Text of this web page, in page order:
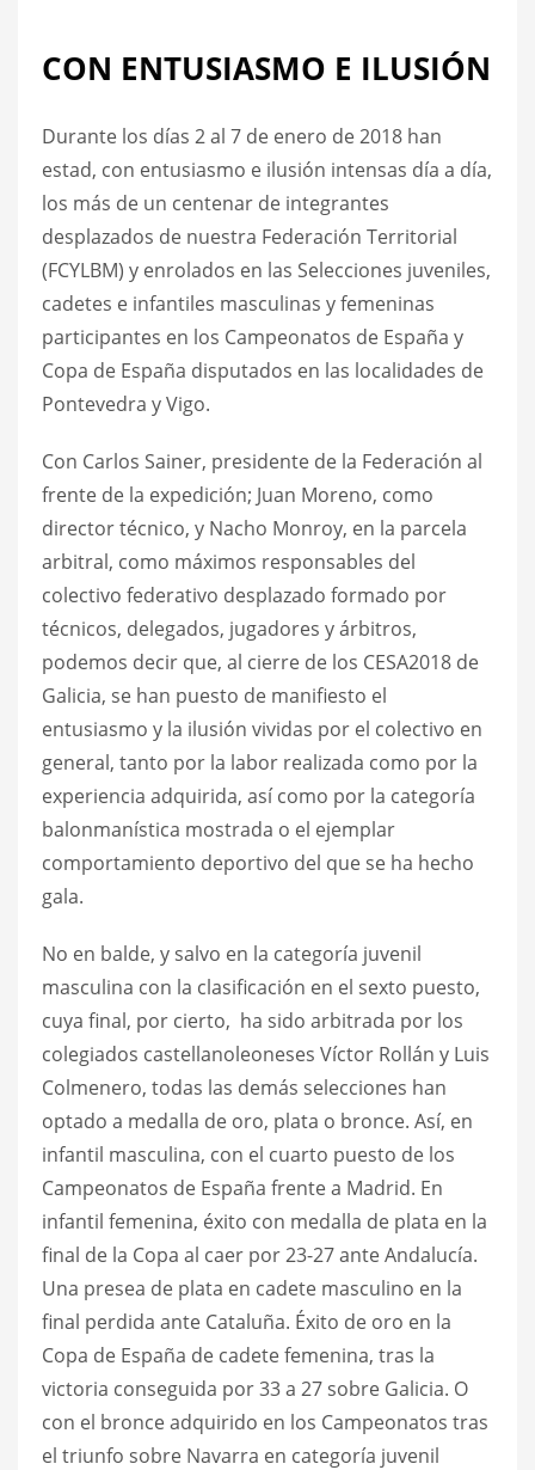
CON ENTUSIASMO E ILUSIÓN
Durante los días 2 al 7 de enero de 2018 han
estad, con entusiasmo e ilusión intensas día a día,
los más de un centenar de integrantes
desplazados de nuestra Federación Territorial
(FCYLBM) y enrolados en las Selecciones juveniles,
cadetes e infantiles masculinas y femeninas
participantes en los Campeonatos de España y
Copa de España disputados en las localidades de
Pontevedra y Vigo.
Con Carlos Sainer, presidente de la Federación al
frente de la expedición; Juan Moreno, como
director técnico, y Nacho Monroy, en la parcela
arbitral, como máximos responsables del
colectivo federativo desplazado formado por
técnicos, delegados, jugadores y árbitros,
podemos decir que, al cierre de los CESA2018 de
Galicia, se han puesto de manifiesto el
entusiasmo y la ilusión vividas por el colectivo en
general, tanto por la labor realizada como por la
experiencia adquirida, así como por la categoría
balonmanística mostrada o el ejemplar
comportamiento deportivo del que se ha hecho
gala.
No en balde, y salvo en la categoría juvenil
masculina con la clasificación en el sexto puesto,
cuya final, por cierto, ha sido arbitrada por los
colegiados castellanoleoneses Víctor Rollán y Luis
Colmenero, todas las demás selecciones han
optado a medalla de oro, plata o bronce. Así, en
infantil masculina, con el cuarto puesto de los
Campeonatos de España frente a Madrid. En
infantil femenina, éxito con medalla de plata en la
final de la Copa al caer por 23-27 ante Andalucía.
Una presea de plata en cadete masculino en la
final perdida ante Cataluña. Éxito de oro en la
Copa de España de cadete femenina, tras la
victoria conseguida por 33 a 27 sobre Galicia. O
con el bronce adquirido en los Campeonatos tras
el triunfo sobre Navarra en categoría juvenil